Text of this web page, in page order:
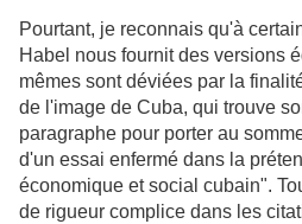
Pourtant, je reconnais qu'à
Habel nous fournit des versions
mêmes sont déviées par la
de l'image de Cuba, qui trouve
paragraphe pour porter au
d'un essai enfermé dans la
économique et social cubain".
de rigueur complice dans les